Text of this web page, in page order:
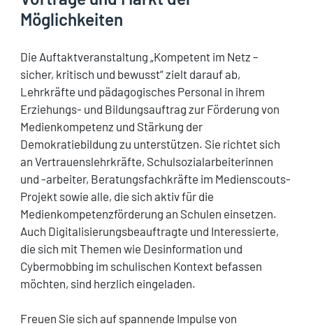
Möglichkeiten
Die Auftaktveranstaltung „Kompetent im Netz –
sicher, kritisch und bewusst“ zielt darauf ab,
Lehrkräfte und pädagogisches Personal in ihrem
Erziehungs- und Bildungsauftrag zur Förderung von
Medienkompetenz und Stärkung der
Demokratiebildung zu unterstützen. Sie richtet sich
an Vertrauenslehrkräfte, Schulsozialarbeiterinnen
und -arbeiter, Beratungsfachkräfte im Medienscouts-
Projekt sowie alle, die sich aktiv für die
Medienkompetenzförderung an Schulen einsetzen.
Auch Digitalisierungsbeauftragte und Interessierte,
die sich mit Themen wie Desinformation und
Cybermobbing im schulischen Kontext befassen
möchten, sind herzlich eingeladen.
Freuen Sie sich auf spannende Impulse von